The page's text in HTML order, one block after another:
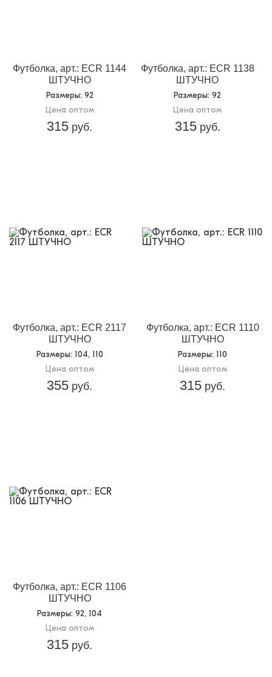
Футболка, арт.: ECR 1144
ШТУЧНО
Размеры: 92
Цена оптом
315 руб.
Футболка, арт.: ECR 1138
ШТУЧНО
Размеры: 92
Цена оптом
315руб.
Футболка, арт.: ECR 2117
ШТУЧНО
Размеры: 104, 110
Цена оптом
355 руб.
Футболка, арт.: ECR 1110
ШТУЧНО
Размеры: 110
Цена оптом
315 руб.
Футболка, арт.: ECR 1106
ШТУЧНО
Размеры: 92, 104
Цена оптом
315 руб.